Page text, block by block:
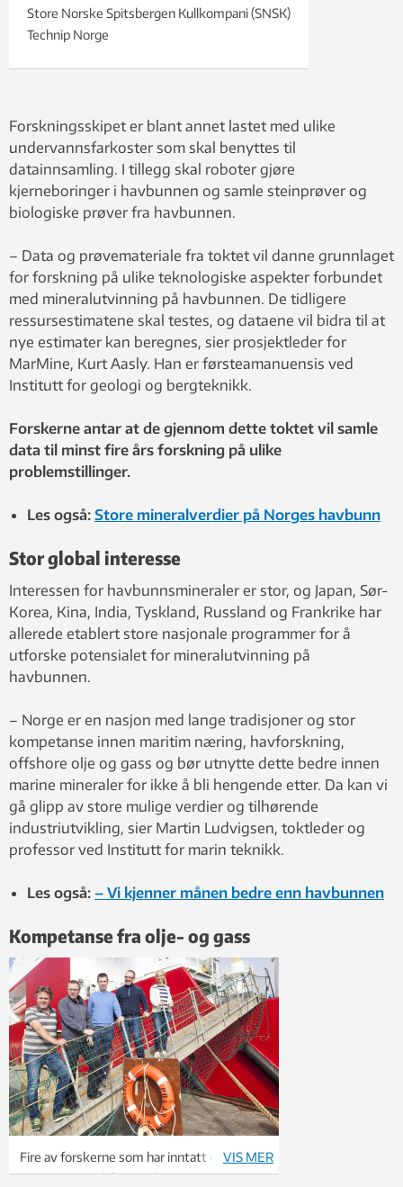
Store Norske Spitsbergen Kullkompani (SNSK)
Technip Norge
Forskningsskipet er blant annet lastet med ulike
undervannsfarkoster som skal benyttes til
datainnsamling. I tillegg skal roboter gjøre
kjerneboringer i havbunnen og samle steinprøver og
biologiske prøver fra havbunnen.
– Data og prøvemateriale fra toktet vil danne grunnlaget
for forskning på ulike teknologiske aspekter forbundet
med mineralutvinning på havbunnen. De tidligere
ressursestimatene skal testes, og dataene vil bidra til at
nye estimater kan beregnes, sier prosjektleder for
MarMine, Kurt Aasly. Han er førsteamanuensis ved
Institutt for geologi og bergteknikk.
Forskerne antar at de gjennom dette toktet vil samle
data til minst fire års forskning på ulike
problemstillinger.
Les også: Store mineralverdier på Norges havbunn
Stor global interesse
Interessen for havbunnsmineraler er stor, og Japan, Sør-
Korea, Kina, India, Tyskland, Russland og Frankrike har
allerede etablert store nasjonale programmer for å
utforske potensialet for mineralutvinning på
havbunnen.
– Norge er en nasjon med lange tradisjoner og stor
kompetanse innen maritim næring, havforskning,
offshore olje og gass og bør utnytte dette bedre innen
marine mineraler for ikke å bli hengende etter. Da kan vi
gå glipp av store mulige verdier og tilhørende
industriutvikling, sier Martin Ludvigsen, toktleder og
professor ved Institutt for marin teknikk.
Les også: – Vi kjenner månen bedre enn havbunnen
Kompetanse fra olje- og gass
Fire av forskerne som har inntatt «Polar
King»: F.v. Fredrik Søreide, Steinar Løve
VIS MER